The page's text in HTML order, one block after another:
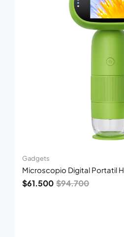
Gadgets
Microscopio Digital Portatil H
$94.700
$61.500